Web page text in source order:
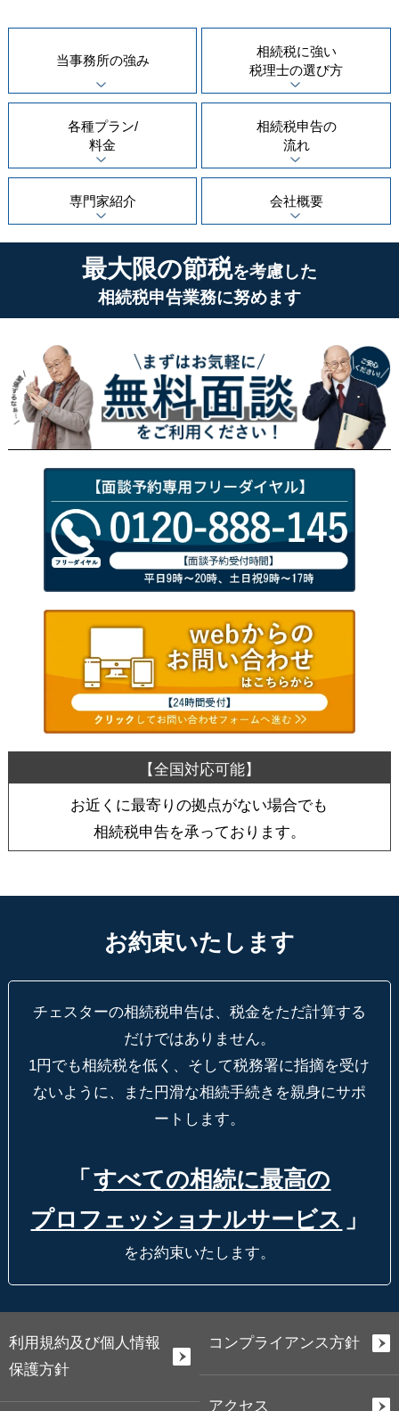
当事務所の強み
相続税に強い
税理士の選び方
各種プラン/
料金
相続税申告の
流れ
専門家紹介 会社概要
最大限の節税を考慮した
相続税申告業務に努めます
お近くに最寄りの拠点がない場合でも
相続税申告を承っております。
お約束いたします
チェスターの相続税申告は、税金をただ計算する
だけではありません。
1円でも相続税を低く、そして税務署に指摘を受け
ないように、
また円滑な相続手続きを親身にサポ
ートします。
「 すべての相続に最高の
プロフェッショナルサービス 」
をお約束いたします。
利用規約及び個人情報
保護方針
コンプライアンス方針
アクセス